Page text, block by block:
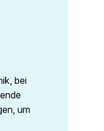
bei
um